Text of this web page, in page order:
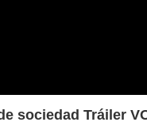
sociedad Tráiler